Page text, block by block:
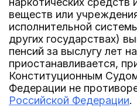
веществ или
исполнительной
других государствах)
пенсий за выслугу лет
приостанавливается,
Конституционным
Федерации не
Российской Федерации.